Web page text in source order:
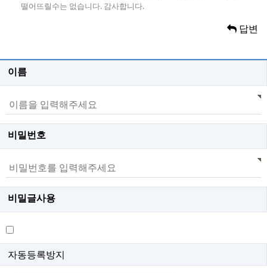
떨어뜨릴수는 없습니다. 감사합니다.
답변
이름
비밀번호
비밀글사용
자동등록방지